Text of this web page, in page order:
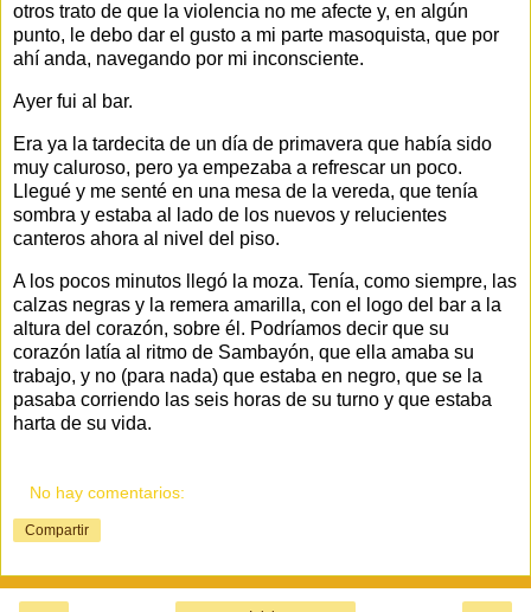
otros trato de que la violencia no me afecte y, en algún
punto, le debo dar el gusto a mi parte masoquista, que por
ahí anda, navegando por mi inconsciente.
Ayer fui al bar.
Era ya la tardecita de un día de primavera que había sido
muy caluroso, pero ya empezaba a refrescar un poco.
Llegué y me senté en una mesa de la vereda, que tenía
sombra y estaba al lado de los nuevos y relucientes
canteros ahora al nivel del piso.
A los pocos minutos llegó la moza. Tenía, como siempre, las
calzas negras y la remera amarilla, con el logo del bar a la
altura del corazón, sobre él. Podríamos decir que su
corazón latía al ritmo de Sambayón, que ella amaba su
trabajo, y no (para nada) que estaba en negro, que se la
pasaba corriendo las seis horas de su turno y que estaba
harta de su vida.
No hay comentarios:
Compartir